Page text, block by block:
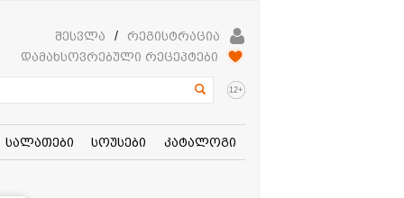
შესვლა /
რეგისტრაცია
დამახსოვრებული რეცეპტები
12+
სალათები სოუსები კატალოგი